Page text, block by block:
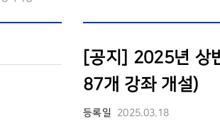
[공지] 2025년 상
87개 강좌 개설)
등록일 2025.03.18